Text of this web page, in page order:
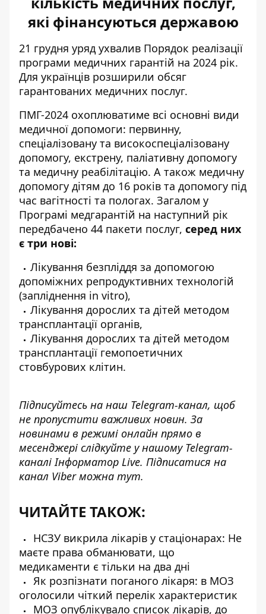
які фінансуються державою
21 грудня уряд ухвалив Порядок реалізації
програми медичних гарантій на 2024 рік.
Для українців розширили обсяг
гарантованих медичних послуг.
ПМГ-2024 охоплюватиме всі основні види
медичної допомоги: первинну,
спеціалізовану та високоспеціалізовану
допомогу, екстрену, паліативну допомогу
та медичну реабілітацію. А також медичну
допомогу дітям до 16 років та допомогу під
час вагітності та пологах. Загалом у
Програмі медгарантій на наступний рік
передбачено 44 пакети послуг, серед них
є три нові:
Лікування безпліддя за допомогою
допоміжних репродуктивних технологій
(запліднення іn vitro),
Лікування дорослих та дітей методом
трансплантації органів,
Лікування дорослих та дітей методом
трансплантації гемопоетичних
стовбурових клітин.
Підписуйтесь на наш Telegram-канал, щоб
не пропустити важливих новин. За
новинами в режимі онлайн прямо в
месенджері слідкуйте у нашому Telegram-
каналіІнформатор Live. Підписатися на
канал Viber можна тут.
ЧИТАЙТЕ ТАКОЖ:
НСЗУ викрила лікарів у стаціонарах: Не
маєте права обманювати, що
медикаменти є тільки на два дні
Як розпізнати поганого лікаря: в МОЗ
оголосили чіткий перелік характеристик
МОЗ опублікувало список лікарів, до